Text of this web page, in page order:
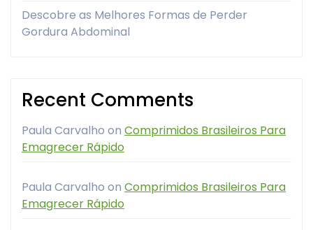
Descobre as Melhores Formas de Perder
Gordura Abdominal
Recent Comments
Paula Carvalho on Comprimidos Brasileiros Para
Emagrecer Rápido
Paula Carvalho on Comprimidos Brasileiros Para
Emagrecer Rápido